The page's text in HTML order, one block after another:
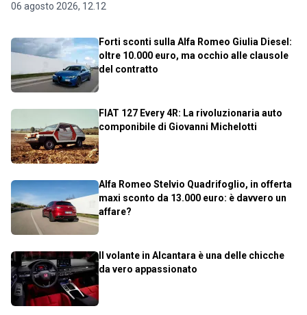
06 agosto 2026, 12.12
Forti sconti sulla Alfa Romeo Giulia Diesel:
oltre 10.000 euro, ma occhio alle clausole
del contratto
FIAT 127 Every 4R: La rivoluzionaria auto
componibile di Giovanni Michelotti
Alfa Romeo Stelvio Quadrifoglio, in offerta
maxi sconto da 13.000 euro: è davvero un
affare?
Il volante in Alcantara è una delle chicche
da vero appassionato